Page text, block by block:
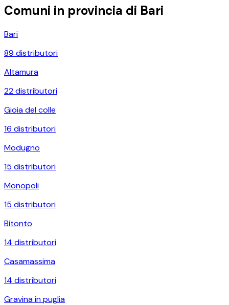
Comuni in provincia di Bari
Bari
89 distributori
Altamura
22distributori
Gioia del colle
16 distributori
Modugno
15 distributori
Monopoli
15 distributori
Bitonto
14 distributori
Casamassima
14 distributori
Gravina in puglia